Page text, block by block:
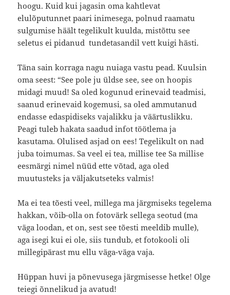
hoogu. Kuid kui jagasin oma kahtlevat
elulõputunnet paari inimesega, polnud raamatu
sulgumise häält tegelikult kuulda, mistõttu see
seletus ei pidanud tundetasandil vett kuigi hästi.
Täna sain korraga nagu nuiaga vastu pead. Kuulsin
oma seest: “See pole ju üldse see, see on hoopis
midagi muud! Sa oled kogunud erinevaid teadmisi,
saanud erinevaid kogemusi, sa oled ammutanud
endasse edaspidiseks vajalikku ja väärtuslikku.
Peagi tuleb hakata saadud infot töötlema ja
kasutama. Olulised asjad on ees! Tegelikult on nad
juba toimumas. Sa veel ei tea, millise tee Sa millise
eesmärgi nimel nüüd ette võtad, aga oled
muutusteks ja väljakutseteks valmis!
Ma ei tea tõesti veel, millega ma järgmiseks tegelema
hakkan, võib-olla on fotovärk sellega seotud (ma
väga loodan, et on, sest see tõesti meeldib mulle),
aga isegi kui ei ole, siis tundub, et fotokooli oli
millegipärast mu ellu väga-väga vaja.
Hüppan huvi ja põnevusega järgmisesse hetke! Olge
teiegi õnnelikud ja avatud!